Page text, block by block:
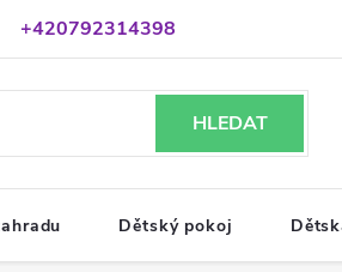
+420792314398
HLEDAT
Dětský pokoj